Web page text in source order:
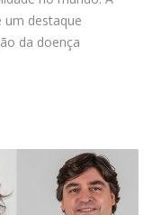
um destaque
da doença